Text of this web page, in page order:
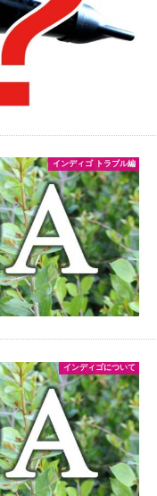
インディゴ トラブル編
インディゴについて